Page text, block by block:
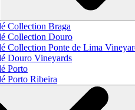
Collection Braga
Collection Douro
Collection Ponte de Lima
Douro Vineyards
Porto
Porto Ribeira